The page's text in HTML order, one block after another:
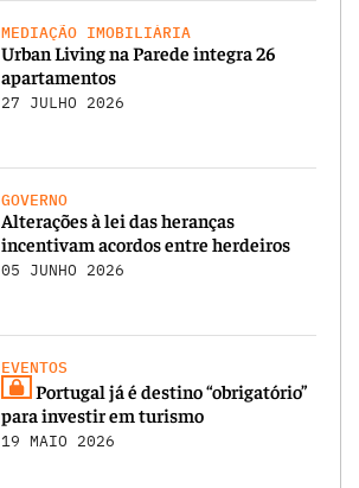
MEDIAÇÃO IMOBILIÁRIA
Urban Living na Parede integra 26
apartamentos
27 JULHO 2026
GOVERNO
Alterações à lei das heranças
incentivam acordos entre herdeiros
05 JUNHO 2026
EVENTOS
Portugal já é destino “obrigatório”
para investir em turismo
19 MAIO 2026